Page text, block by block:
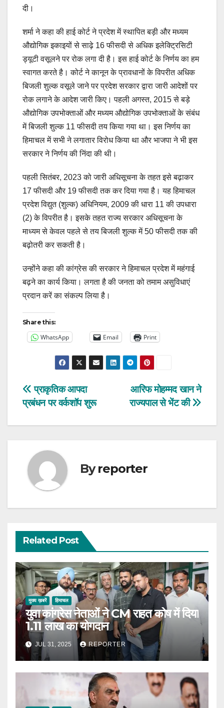
दी।
शर्मा ने कहा की हाई कोर्ट ने प्रदेश में स्थापित बड़ी और मध्यम
औद्योगिक इकाइयों से साढ़े 16 फीसदी से अधिक इलेक्ट्रिसिटी
ड्यूटी वसूलने पर रोक लगा दी है। इस हाई कोर्ट के निर्णय का हम
स्वागत करते है। कोर्ट ने कानून के प्रावधानों के विपरीत अधिक
बिजली शुल्क वसूले जाने पर प्रदेश सरकार द्वारा जारी आदेशों पर
रोक लगाने के आदेश जारी किए। पहली अगस्त, 2015 से बड़े
औद्योगिक उपभोक्ताओं और मध्यम औद्योगिक उपभोक्ताओं के संबंध
में बिजली शुल्क 11 फीसदी तय किया गया था। इस निर्णय का
हिमाचल में सभी ने लगातार विरोध किया था और भाजपा ने भी इस
सरकार ने निर्णय की निंदा की थी।
पहली सितंबर, 2023 को जारी अधिसूचना के तहत इसे बढ़ाकर
17 फीसदी और 19 फीसदी तक कर दिया गया है। यह हिमाचल
प्रदेश विद्युत (शुल्क) अधिनियम, 2009 की धारा 11 की उपधारा
(2) के विपरीत है। इसके तहत राज्य सरकार अधिसूचना के
माध्यम से केवल पहले से तय बिजली शुल्क में 50 फीसदी तक की
बढ़ोतरी कर सकती है।
उन्होंने कहा की कांग्रेस की सरकार ने हिमाचल प्रदेश में महंगाई
बढ़ने का कार्य किया। लगता है की जनता को तमाम असुविधाएं
प्रदान करें का संकल्प लिया है।
Share this:
WhatsApp Email Print
Post
navigation
आरिफ मोहम्मद खान ने
राज्यपाल से भेंट की
प्राकृतिक आपदा
प्रबंधन पर वर्कशॉप शुरू
Byreporter
Related Post
मुख्य ख़बरें हिमाचल
युवा कांग्रेस नेताओं ने CM राहत कोष में दिया
1.11 लाख का योगदान
JUL 31, 2025 REPORTER